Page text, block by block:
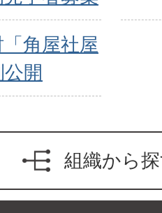
角屋社屋
開
組織から